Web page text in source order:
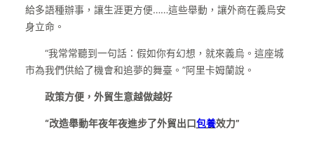
給多語種辦事，讓生涯更方便……這些舉動，讓外商在義烏安
身立命。
“我常常聽到一句話：假如你有幻想，就來義烏。這座城
市為我們供給了機會和追夢的舞臺。”阿里卡姆蘭說。
政策方便，外貿生意越做越好
“改造舉動年夜年夜進步了外貿出口包養效力”